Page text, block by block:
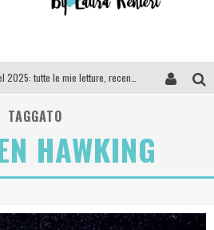
5 | Chanel
Anya Taylor-Joy, Jisoo e Willow Smith protagoniste della nuova campagna Dior Addict
TAGGATO
HAWKING